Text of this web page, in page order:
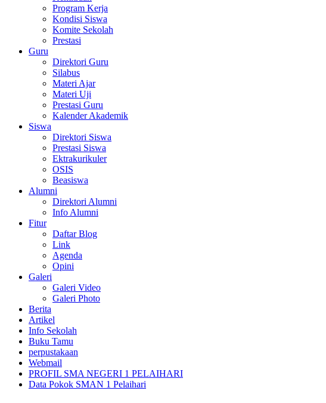
Program Kerja
Kondisi Siswa
Komite Sekolah
Prestasi
Guru
Direktori Guru
Silabus
Materi Ajar
Materi Uji
Prestasi Guru
Kalender Akademik
Siswa
Direktori Siswa
Prestasi Siswa
Ektrakurikuler
OSIS
Beasiswa
Alumni
Direktori Alumni
Info Alumni
Fitur
Daftar Blog
Link
Agenda
Opini
Galeri
Galeri Video
Galeri Photo
Berita
Artikel
Info Sekolah
Buku Tamu
perpustakaan
Webmail
PROFIL SMA NEGERI 1 PELAIHARI
Data Pokok SMAN 1 Pelaihari